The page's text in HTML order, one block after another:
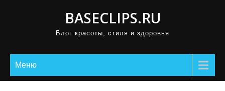
BASECLIPS.RU
Блог красоты, стиля и здоровья
Меню